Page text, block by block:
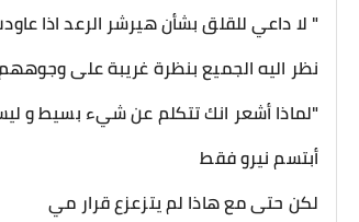
" لا داعي للقلق بشأن هيرشر الرعد اذا
نظر اليه الجميع بنظرة غريبة على وجوههم
"لماذا أشعر انك تتكلم عن شيء بسيط و
أبتسم نيرو فقط
لكن حتى مع هاذا لم يتزعزع قرار مي